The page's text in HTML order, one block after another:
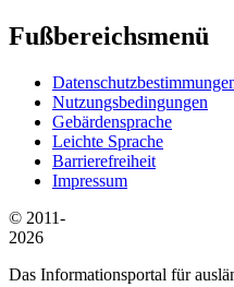
Fußbereichsmenü
Nutzungsbedingungen
Gebärdensprache
Leichte Sprache
Barrierefreiheit
Impressum
© 2011-
2026
Das Informationsportal für